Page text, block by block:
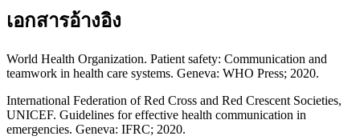
เอกสารอ้างอิง
World Health Organization. Patient safety: Communication and
teamwork in health care systems. Geneva: WHO Press; 2020.
International Federation of Red Cross and Red Crescent Societies,
UNICEF. Guidelines for effective health communication in
emergencies. Geneva: IFRC; 2020.